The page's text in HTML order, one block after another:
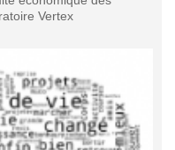
Vertex